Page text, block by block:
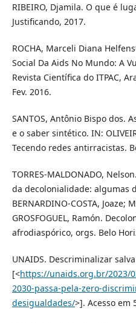
RIBEIRO, Djamila. O que é
Justificando, 2017.
ROCHA, Marceli Diana
Social Da Aids No Mundo: A
Revista Científica do ITPAC,
Fev. 2016.
SANTOS, Antônio Bispo dos.
e o saber sintético. IN:
Tecendo redes antirracistas.
TORRES-MALDONADO,
da decolonialidade: algumas
BERNARDINO-COSTA, Joaze;
GROSFOGUEL, Ramón.
afrodiaspórico, orgs. Belo
UNAIDS. Descriminalizar
[<https://unaids.org.br/2023/
2030-passa-pela-zero-
desigualdades/>]. Acesso em